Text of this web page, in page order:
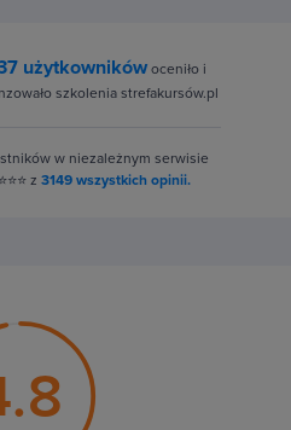
użytkownikówoceniło i
szkolenia strefakursów.pl
w niezależnym serwisie
z 3149 wszystkich opinii.